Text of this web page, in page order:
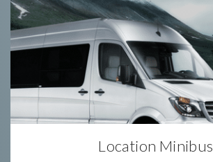
Location Minibus